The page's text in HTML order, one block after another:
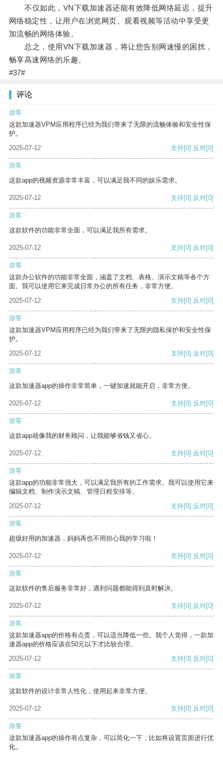
不仅如此，VN下载加速器还能有效降低网络延迟，提升
网络稳定性，让用户在浏览网页、观看视频等活动中享受更
加流畅的网络体验。
总之，使用VN下载加速器，将让您告别网速慢的困扰，
畅享高速网络的乐趣。
#37#
评论
游客
这款加速器VPM应用程序已经为我们带来了无限的流畅体验和安全性保
护。
2025-07-12
支持[0] 反对[0]
游客
这款app的视频资源非常丰富，可以满足我不同的娱乐需求。
2025-07-12 支持[0] 反对[0]
游客
这款软件的功能非常全面，可以满足我所有需求。
2025-07-12 支持[0] 反对[0]
游客
这款办公软件的功能非常全面，涵盖了文档、表格、演示文稿等各个方
面。我可以使用它来完成日常办公的所有任务，非常方便。
2025-07-12
支持[0] 反对[0]
游客
这款加速器VPM应用程序已经为我们带来了无限的隐私保护和安全性保
护。
2025-07-12
支持[0] 反对[0]
游客
这款加速器app的操作非常简单，一键加速就能开启，非常方便。
2025-07-12 支持[0] 反对[0]
游客
这款app就像我的财务顾问，让我能够省钱又省心。
2025-07-12 支持[0] 反对[0]
游客
这款app的功能非常强大，可以满足我所有的工作需求。我可以使用它来
编辑文档、制作演示文稿、管理日程安排等。
2025-07-12
支持[0] 反对[0]
游客
超级好用的加速器，妈妈再也不用担心我的学习啦！
2025-07-12 支持[0] 反对[0]
游客
这款软件的售后服务非常好，遇到问题都能得到及时解决。
2025-07-12 支持[0] 反对[0]
游客
这款加速器app的价格有点贵，可以适当降低一些。我个人觉得，一款加
速器app的价格应该在50元以下才比较合理。
2025-07-12
支持[0] 反对[0]
游客
这款软件的设计非常人性化，使用起来非常方便。
2025-07-12 支持[0] 反对[0]
游客
这款加速器app的操作有点复杂，可以简化一下，比如将设置页面进行优
化。